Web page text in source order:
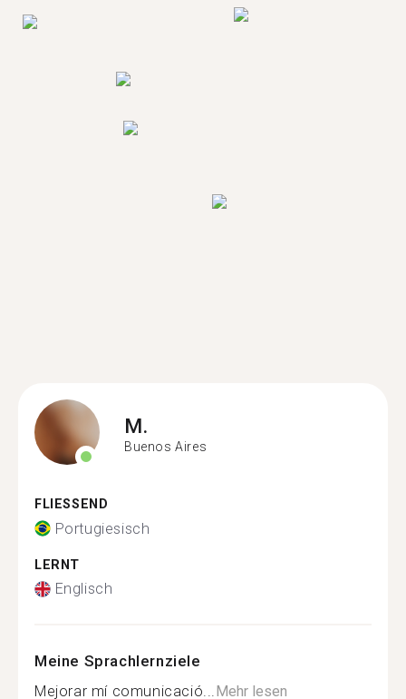
M.
Buenos Aires
FLIESSEND
Portugiesisch
LERNT
Englisch
Meine Sprachlernziele
Mejorar mí comunicació...Mehr lesen